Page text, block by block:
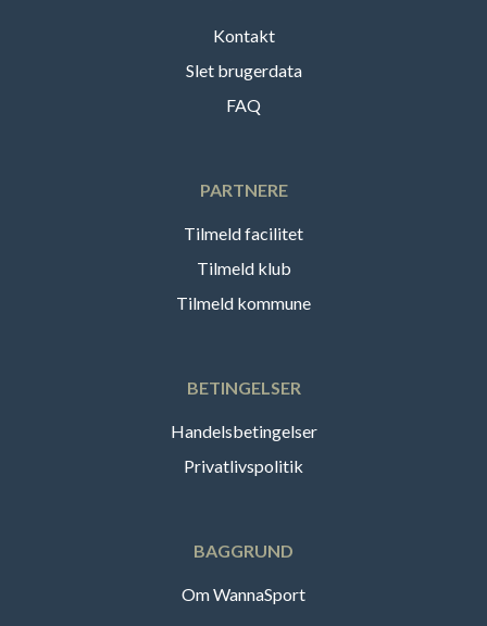
Kontakt
Slet brugerdata
FAQ
PARTNERE
Tilmeld facilitet
Tilmeld klub
Tilmeld kommune
BETINGELSER
Handelsbetingelser
Privatlivspolitik
BAGGRUND
Om WannaSport